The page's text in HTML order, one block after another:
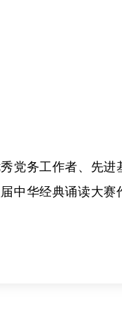
党务工作者、先
中华经典诵读大赛